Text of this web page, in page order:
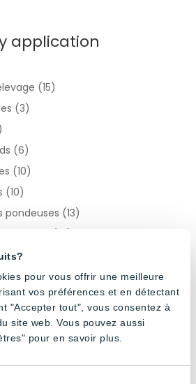
pour vous offrir une meilleure
vos préférences et en détectant
"Accepter tout", vous consentez à
site web. Vous pouvez aussi
pour en savoir plus.
application
(15)
(3)
(6)
(10)
(10)
pondeuses (13)
type